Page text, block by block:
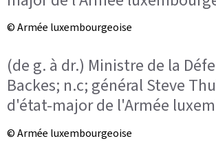
© Armée luxembourgeoise
(de g. à dr.) Ministre de la
Backes; n.c; général Steve
d'état-major de l'Armée
© Armée luxembourgeoise